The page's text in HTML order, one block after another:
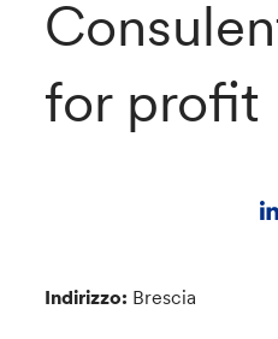
for profit
Indirizzo: Brescia